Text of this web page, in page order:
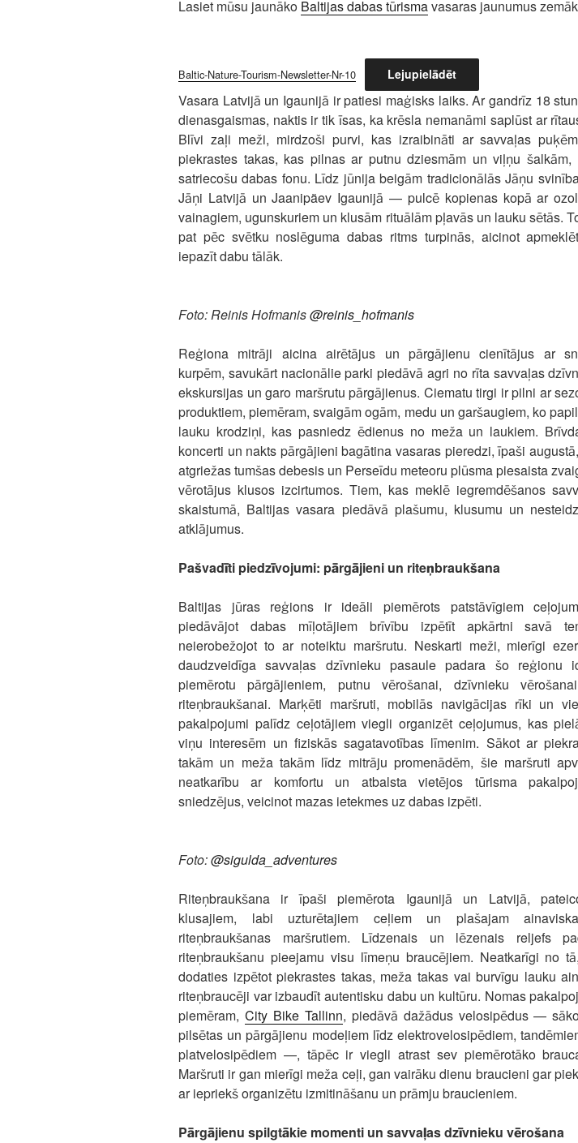
Lasiet mūsu jaunāko Baltijas dabas tūrismavasaras jaunumus
Baltic-Nature-Tourism-Newsletter-Nr-10 Lejupielādēt
Vasara Latvijā un Igaunijā ir patiesi maģisks laiks. Ar gandrīz 18
dienasgaismas, naktis ir tik īsas, ka krēsla nemanāmi saplūst ar
Blīvi zaļi meži, mirdzoši purvi, kas izraibināti ar savvaļas
piekrastes takas, kas pilnas ar putnu dziesmām un viļņu šalkām,
satriecošu dabas fonu. Līdz jūnija beigām tradicionālās Jāņu
Jāņi Latvijā un Jaanipäev Igaunijā — pulcē kopienas kopā ar
vainagiem, ugunskuriem un klusām rituālām pļavās un lauku sētās.
pat pēc svētku noslēguma dabas ritms turpinās, aicinot
iepazīt dabu tālāk.
Foto: Reinis Hofmanis@reinis_hofmanis
Reģiona mitrāji aicina airētājus un pārgājienu cienītājus ar
kurpēm, savukārt nacionālie parki piedāvā agri no rīta savvaļas
ekskursijas un garo maršrutu pārgājienus. Ciematu tirgi ir pilni ar
produktiem, piemēram, svaigām ogām, medu un garšaugiem, ko
lauku krodziņi, kas pasniedz ēdienus no meža un laukiem.
koncerti un nakts pārgājieni bagātina vasaras pieredzi, īpaši
atgriežas tumšas debesis un Perseīdu meteoru plūsma piesaista
vērotājus klusos izcirtumos. Tiem, kas meklē iegremdēšanos
skaistumā, Baltijas vasara piedāvā plašumu, klusumu un
atklājumus.
Pašvadīti piedzīvojumi: pārgājieni un riteņbraukšana
Baltijas jūras reģions ir ideāli piemērots patstāvīgiem
piedāvājot dabas mīļotājiem brīvību izpētīt apkārtni savā
neierobežojot to ar noteiktu maršrutu. Neskarti meži, mierīgi
daudzveidīga savvaļas dzīvnieku pasaule padara šo reģionu
piemērotu pārgājieniem, putnu vērošanai, dzīvnieku
riteņbraukšanai. Marķēti maršruti, mobilās navigācijas rīki un
pakalpojumi palīdz ceļotājiem viegli organizēt ceļojumus, kas
viņu interesēm un fiziskās sagatavotības līmenim. Sākot ar
takām un meža takām līdz mitrāju promenādēm, šie maršruti
neatkarību ar komfortu un atbalsta vietējos tūrisma
sniedzējus, veicinot mazas ietekmes uz dabas izpēti.
Foto:@sigulda_adventures
Riteņbraukšana ir īpaši piemērota Igaunijā un Latvijā,
klusajiem, labi uzturētajiem ceļiem un plašajam
riteņbraukšanas maršrutiem. Līdzenais un lēzenais reljefs
riteņbraukšanu pieejamu visu līmeņu braucējiem. Neatkarīgi no
dodaties izpētot piekrastes takas, meža takas vai burvīgu lauku
riteņbraucēji var izbaudīt autentisku dabu un kultūru. Nomas
piemēram, City Bike Tallinn, piedāvā dažādus velosipēdus —
pilsētas un pārgājienu modeļiem līdz elektrovelosipēdiem,
platvelosipēdiem —, tāpēc ir viegli atrast sev piemērotāko
Maršruti ir gan mierīgi meža ceļi, gan vairāku dienu braucieni gar
ar iepriekš organizētu izmitināšanu un prāmju braucieniem.
Pārgājienu spilgtākie momenti un savvaļas dzīvnieku vērošana